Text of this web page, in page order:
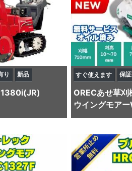
り 新品 すぐ使えます 保
ORECあせ草刈
ウイングモア